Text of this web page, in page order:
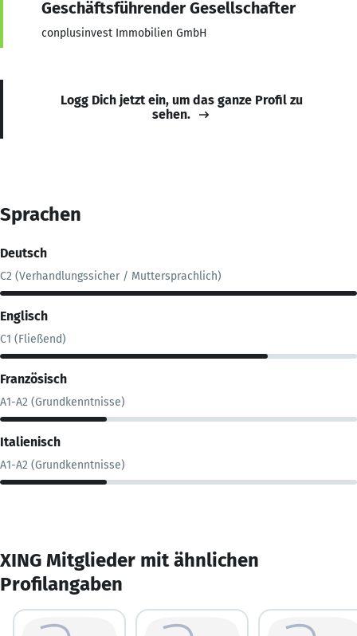
Geschäftsführender Gesellschafter
conplusinvest Immobilien GmbH
Logg Dich jetzt ein, um das ganze Profil zu
sehen.
Sprachen
Deutsch
C2 (Verhandlungssicher / Muttersprachlich)
Englisch
C1 (Fließend)
Französisch
A1-A2 (Grundkenntnisse)
Italienisch
A1-A2 (Grundkenntnisse)
XING Mitglieder mit ähnlichen
Profilangaben